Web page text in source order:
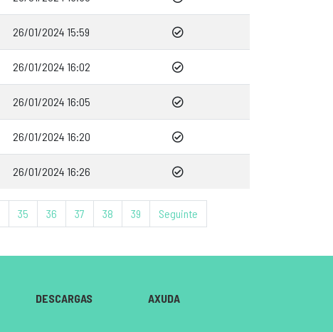
26/01/2024 15:59
26/01/2024 16:02
26/01/2024 16:05
26/01/2024 16:20
26/01/2024 16:26
35 36 37 38 39 Seguinte
DESCARGAS AXUDA